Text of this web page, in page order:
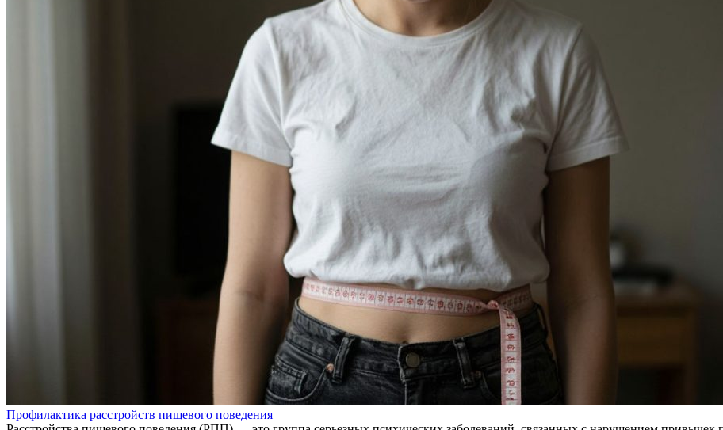
Профилактика расстройств пищевого поведения